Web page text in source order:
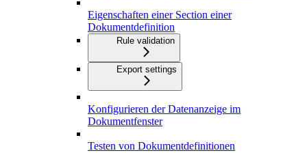
Eigenschaften einer Section einer
Dokumentdefinition
Rule validation
Export settings
Konfigurieren der Datenanzeige im
Dokumentfenster
Testen von Dokumentdefinitionen